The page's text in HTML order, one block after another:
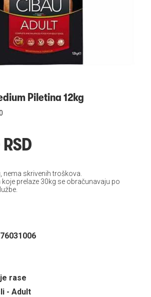
Piletina 12kg
nema skrivenih troškova.
prelaze 30kg se obračunavaju po
rase
- Adult